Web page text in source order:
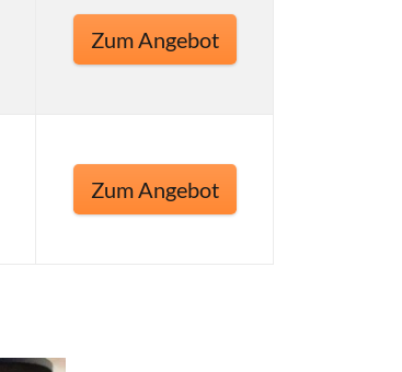
Zum Angebot
Zum Angebot